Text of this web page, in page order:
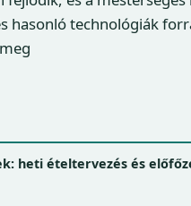
hasonló technológiák
heti ételtervezés és